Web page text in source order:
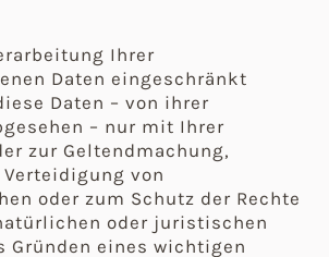
Ihrer
Daten eingeschränkt
Daten – von ihrer
– nur mit Ihrer
zur Geltendmachung,
von
oder zum Schutz der Rechte
oder juristischen
Gründen eines wichtigen